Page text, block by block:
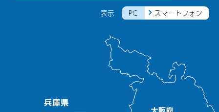
表示 PC スマートフォン